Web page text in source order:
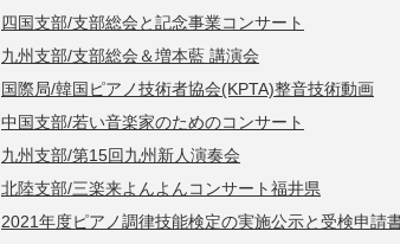
四国支部/支部総会と記念事業コンサート
九州支部/支部総会＆増本藍 講演会
国際局/韓国ピアノ技術者協会(KPTA)整音技術動画
中国支部/若い音楽家のためのコンサート
九州支部/第15回九州新人演奏会
北陸支部/三楽来よんよんコンサート福井県
2021年度ピアノ調律技能検定の実施公示と受検申請